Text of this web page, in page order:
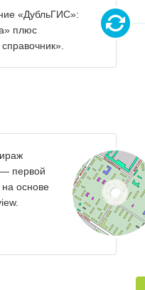
«ДубльГИС»:
плюс
первой
на основе